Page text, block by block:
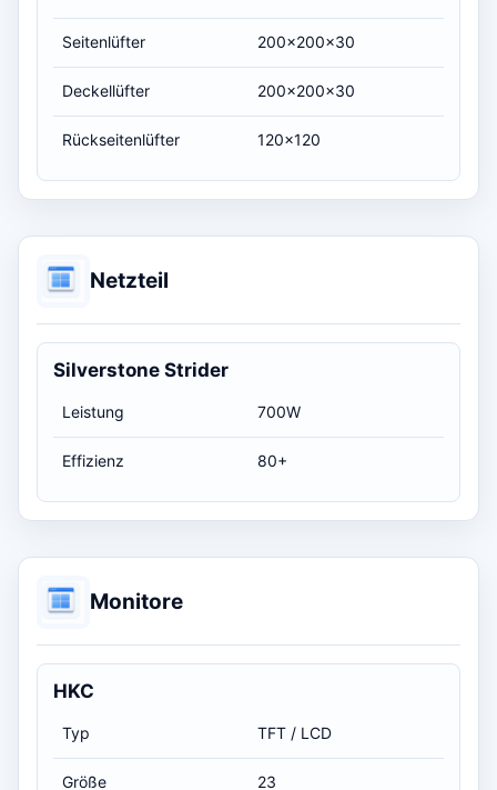
Seitenlüfter 200x200x30
Deckellüfter 200x200x30
Rückseitenlüfter 120x120
Netzteil
Silverstone Strider
Leistung 700W
Effizienz 80+
Monitore
HKC
Typ TFT / LCD
Größe 23